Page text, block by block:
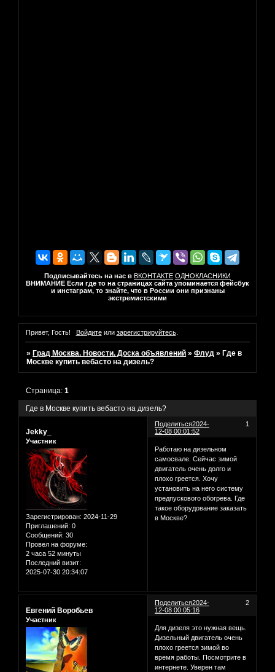
Подписывайтесь на нас в ВКОНТАКТЕ ОДНОКЛАСНИКИ
ВНИМАНИЕ Если где то на страницах сайта упоминается фейсбук
и инстаграм, то знайте, что в России они признаны
экстремистскими
Привет, Гость! Войдитеили зарегистрируйтесь.
» Град Москва. Новости. Доска объявлений »Флуд » Где в
Москве купить вебасто на дизель?
Где в Москве купить вебасто на дизель?
Страница:1
Поделиться 1
2024-
12-08 00:01:52
Jekky_
Участник
Зарегистрирован: 2024-11-29
Приглашений: 0
Сообщений: 30
Провел на форуме:
2 часа 52 минуты
Последний визит:
2025-07-30 20:34:07
Работаю на дизельном
самосвале. Сейчас зимой
двигатель очень долго и
плохо греется. Хочу
установить на него систему
предпускового обогрева. Где
такое оборудование заказать
в Москве?
Поделиться 2
2024-
12-08 00:05:16
Евгений Воробьев
Участник
Для дизеля это нужная вещь.
Дизельный двигатель очень
плохо греется зимой во
время работы. Посмотрите в
интернете. Уверен там